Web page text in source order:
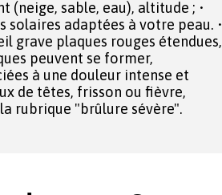
(neige, sable, eau), altitude ; •
adaptées à votre peau. •
grave plaques rouges étendues,
peuvent se former,
à une douleur intense et
de têtes, frisson ou fièvre,
rubrique "brûlure sévère".